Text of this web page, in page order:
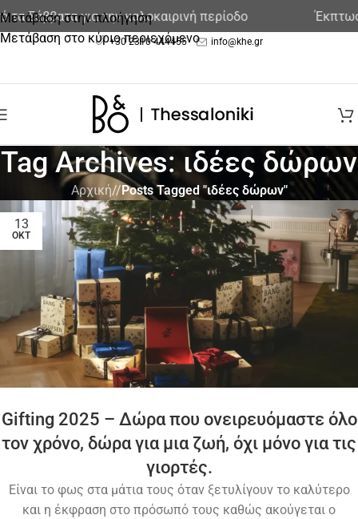
Μετάβαση στην πλοήγηση
Μετάβαση στο κύριο περιεχόμενο
Σάββατα για την καλοκαιρινή περίοδο
+30 2310 444455 info@khe.gr
Tag Archives: ιδέες δώρων
Αρχική/ Posts Tagged "ιδέες δώρων"
13
ΟΚΤ
Gifting 2025 – Δώρα που ονειρευόμαστε όλο
τον χρόνο, δώρα για μια ζωή, όχι μόνο για τις
γιορτές.
Είναι το φως στα μάτια τους όταν ξετυλίγουν το καλύτερο
και η έκφραση στο πρόσωπό τους καθώς ακούγεται ο